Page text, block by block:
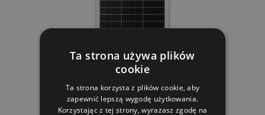
Ta strona używa plików
cookie
Ta strona korzysta z plików cookie, aby
zapewnić lepszą wygodę użytkowania.
Korzystając z tej strony, wyrażasz zgodę na